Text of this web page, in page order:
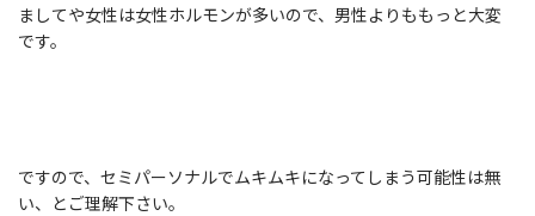
ましてや女性は女性ホルモンが多いので、男性よりももっと大変
です。
ですので、セミパーソナルでムキムキになってしまう可能性は無
い、とご理解下さい。